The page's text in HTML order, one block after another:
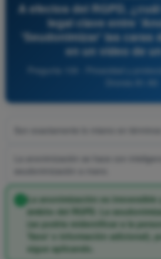
A efectos del RGPD,
legal clave entre
'Seudonimizar' las caras
en un vídeo de un
Pregunta 109 - Privacidad y
La anonimización es irreversible
ámbito del RGPD. La
(se podría reidentificar a la
'llave' o información adicional),
sigue aplicando.